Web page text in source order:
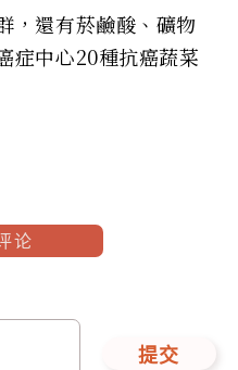
，還有菸鹼酸、礦物
症中心20種抗癌蔬菜
论
提交